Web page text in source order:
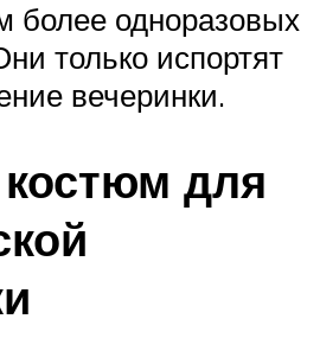
более одноразовых
только испортят
вечеринки.
для